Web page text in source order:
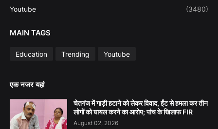
Youtube (3480)
MAIN TAGS
Education Trending Youtube
एक नजर यहां
चेतगंज में गाड़ी हटाने को लेकर विवाद, ईंट से हमला कर तीन
लोगों को घायल करने का आरोप; पांच के खिलाफ FIR
August 02, 2026